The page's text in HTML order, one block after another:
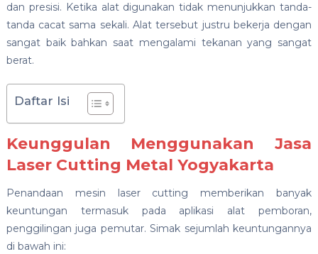
dan presisi. Ketika alat digunakan tidak menunjukkan tanda-
tanda cacat sama sekali. Alat tersebut justru bekerja dengan
sangat baik bahkan saat mengalami tekanan yang sangat
berat.
Daftar Isi
Keunggulan Menggunakan Jasa
Laser Cutting Metal Yogyakarta
Penandaan mesin laser cutting memberikan banyak
keuntungan termasuk pada aplikasi alat pemboran,
penggilingan juga pemutar. Simak sejumlah keuntungannya
di bawah ini: